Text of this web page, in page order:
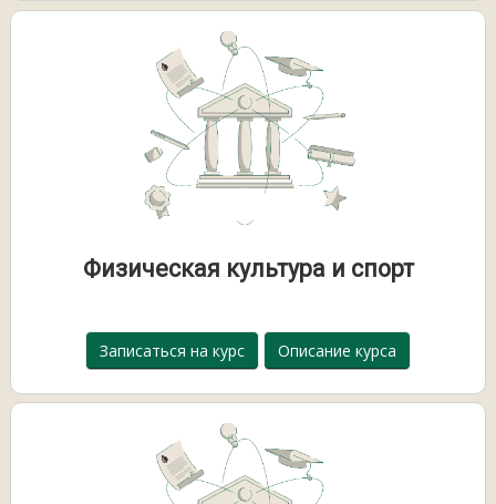
Физическая культура и спорт
Записаться на курс Описание курса